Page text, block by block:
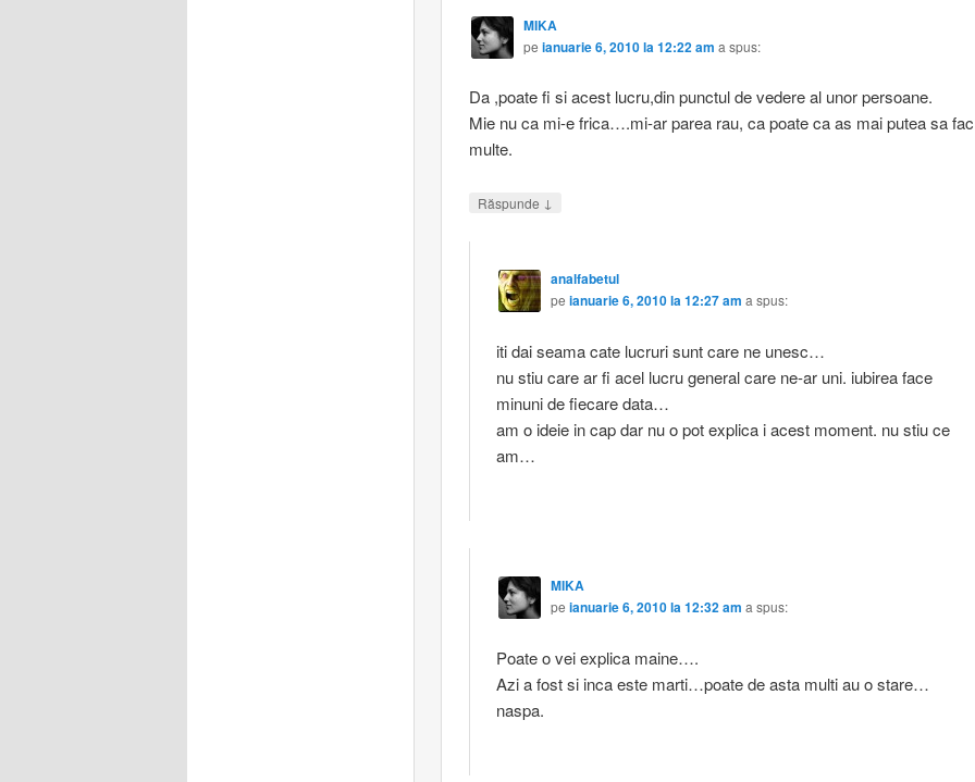
MIKA
pe ianuarie 6, 2010 la 12:22 am a spus:
Da ,poate fi si acest lucru,din punctul de vedere al unor persoane.
Mie nu ca mi-e frica….mi-ar parea rau, ca poate ca as mai putea sa fac
multe.
Răspunde ↓
analfabetul
pe ianuarie 6, 2010 la 12:27 am a spus:
iti dai seama cate lucruri sunt care ne unesc…
nu stiu care ar fi acel lucru general care ne-ar uni. iubirea face
minuni de fiecare data…
am o ideie in cap dar nu o pot explica i acest moment. nu stiu ce
am…
MIKA
pe ianuarie 6, 2010 la 12:32 am a spus:
Poate o vei explica maine….
Azi a fost si inca este marti…poate de asta multi au o stare…
naspa.